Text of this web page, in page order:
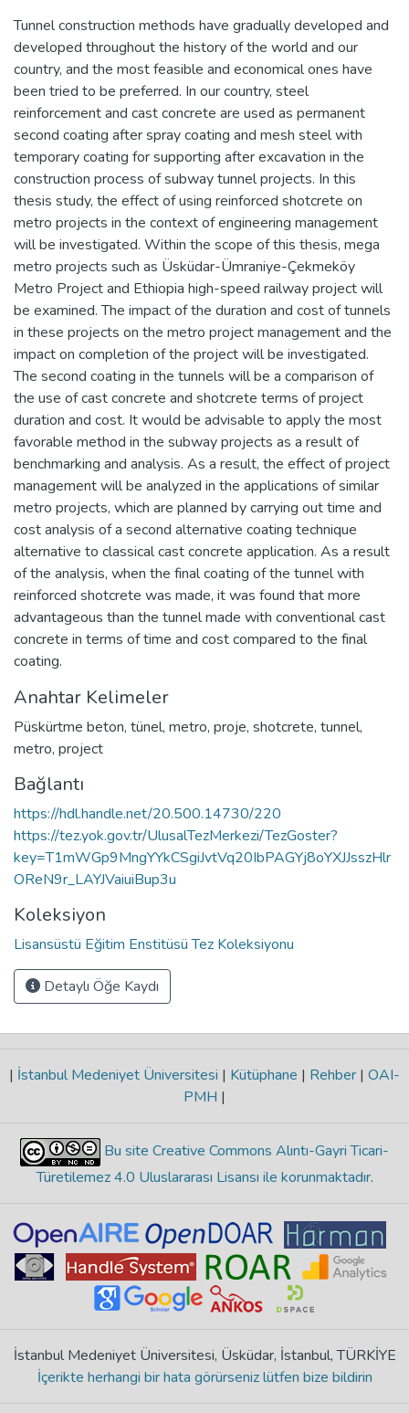
Tunnel construction methods have gradually developed and
developed throughout the history of the world and our
country, and the most feasible and economical ones have
been tried to be preferred. In our country, steel
reinforcement and cast concrete are used as permanent
second coating after spray coating and mesh steel with
temporary coating for supporting after excavation in the
construction process of subway tunnel projects. In this
thesis study, the effect of using reinforced shotcrete on
metro projects in the context of engineering management
will be investigated. Within the scope of this thesis, mega
metro projects such as Üsküdar-Ümraniye-Çekmeköy
Metro Project and Ethiopia high-speed railway project will
be examined. The impact of the duration and cost of tunnels
in these projects on the metro project management and the
impact on completion of the project will be investigated.
The second coating in the tunnels will be a comparison of
the use of cast concrete and shotcrete terms of project
duration and cost. It would be advisable to apply the most
favorable method in the subway projects as a result of
benchmarking and analysis. As a result, the effect of project
management will be analyzed in the applications of similar
metro projects, which are planned by carrying out time and
cost analysis of a second alternative coating technique
alternative to classical cast concrete application. As a result
of the analysis, when the final coating of the tunnel with
reinforced shotcrete was made, it was found that more
advantageous than the tunnel made with conventional cast
concrete in terms of time and cost compared to the final
coating.
Anahtar Kelimeler
Püskürtme beton, tünel, metro, proje, shotcrete, tunnel,
metro, project
Bağlantı
https://hdl.handle.net/20.500.14730/220
https://tez.yok.gov.tr/UlusalTezMerkezi/TezGoster?
key=T1mWGp9MngYYkCSgiJvtVq20IbPAGYj8oYXJJsszHlr
OReN9r_LAYJVaiuiBup3u
Koleksiyon
Lisansüstü Eğitim Enstitüsü Tez Koleksiyonu
Detaylı Öğe Kaydı
| İstanbul Medeniyet Üniversitesi | Kütüphane | Rehber | OAI-
PMH |
Bu site Creative Commons Alıntı-Gayri Ticari-
Türetilemez 4.0 Uluslararası Lisansı ile korunmaktadır.
İstanbul Medeniyet Üniversitesi, Üsküdar, İstanbul, TÜRKİYE
İçerikte herhangi bir hata görürseniz lütfen bize bildirin